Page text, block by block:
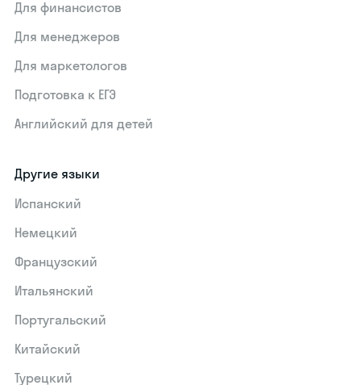
Для финансистов
Для менеджеров
Для маркетологов
Подготовка к ЕГЭ
Английский для детей
Другие языки
Испанский
Немецкий
Французский
Итальянский
Португальский
Китайский
Турецкий